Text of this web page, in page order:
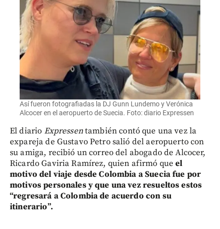
Así fueron fotografiadas la DJ Gunn Lundemo y Verónica
Alcocer en el aeropuerto de Suecia. Foto: diario Expressen
El diario Expressentambién contó que una vez la
expareja de Gustavo Petro salió del aeropuerto con
su amiga, recibió un correo del abogado de Alcocer,
Ricardo Gaviria Ramírez, quien afirmó queel
motivo del viaje desde Colombia a Suecia fue por
motivos personales y que una vez resueltos estos
“regresará a Colombia de acuerdo con su
itinerario”.